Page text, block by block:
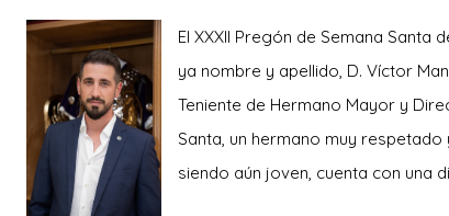
El XXXII Pregón de Semana Santa
ya nombre y apellido, D. Víctor
Teniente de Hermano Mayor y
Santa, un hermano muy
siendo aún joven, cuenta con una